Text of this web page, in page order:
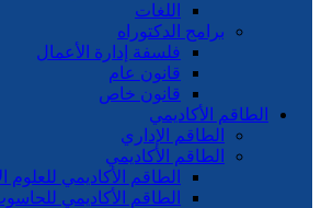
اللغات
برامج الدكتوراه
فلسفة إدارة الأعمال
قانون عام
قانون خاص
الطاقم الأكاديمي
الطاقم الإداري
الطاقم الأكاديمي
الطاقم الأكاديمي للعلوم
الطاقم الأكاديمي